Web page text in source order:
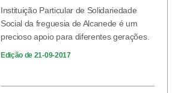
Instituição Particular de Solidariedade
Social da freguesia de Alcanede é um
precioso apoio para diferentes gerações.
Edição de 21-09-2017